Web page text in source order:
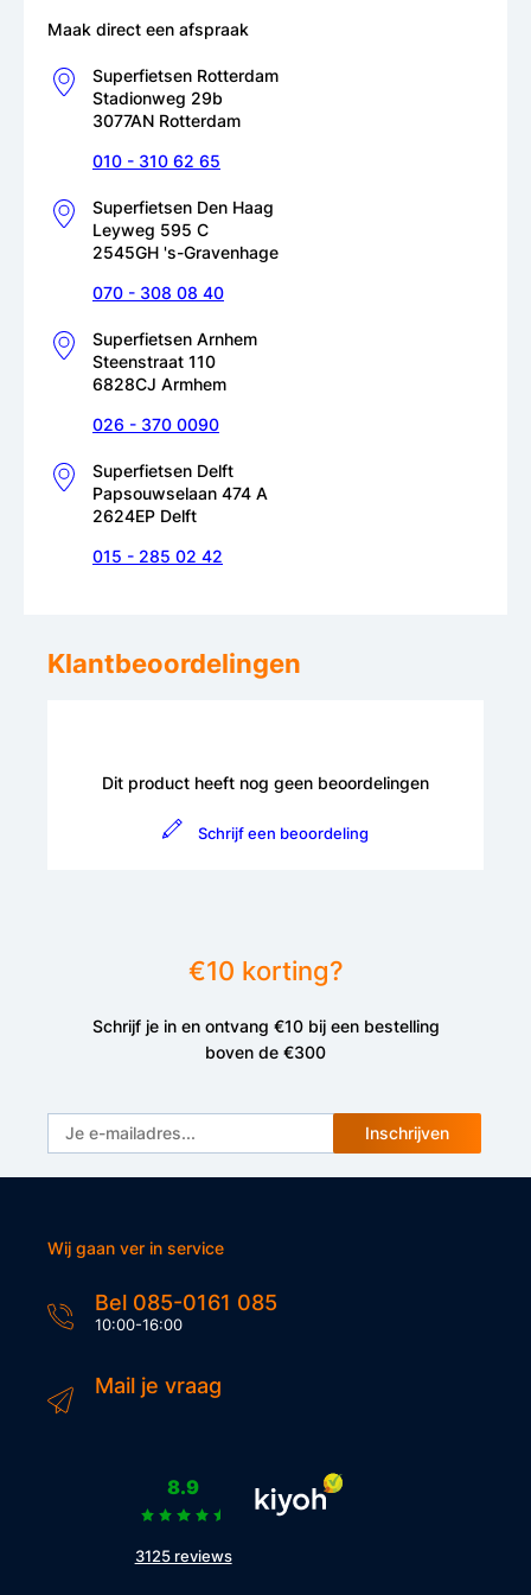
Maak direct een afspraak
Superfietsen Rotterdam
Stadionweg 29b
3077AN Rotterdam
010 - 310 62 65
Superfietsen Den Haag
Leyweg 595 C
2545GH 's-Gravenhage
070 - 308 08 40
Superfietsen Arnhem
Steenstraat 110
6828CJ Armhem
026 - 370 0090
Superfietsen Delft
Papsouwselaan 474 A
2624EP Delft
015 - 285 02 42
Klantbeoordelingen
Dit product heeft nog geen beoordelingen
Schrijf een beoordeling
€10 korting?
Schrijf je in en ontvang €10 bij een bestelling
boven de €300
Inschrijven
Wij gaan ver in service
Bel 085-0161 085
10:00-16:00
Mail je vraag
8.9
3125 reviews